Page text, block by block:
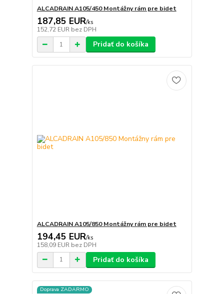
ALCADRAIN A105/450 Montážny rám pre bidet
187,85 EUR/ks
152,72 EUR bez DPH
Pridať do košíka
ALCADRAIN A105/850 Montážny rám pre bidet
194,45 EUR/ks
158,09 EUR bez DPH
Pridať do košíka
Doprava ZADARMO